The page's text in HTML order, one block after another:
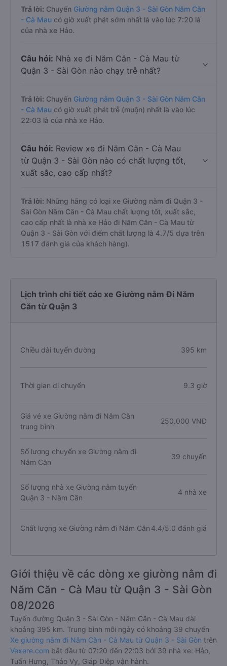
Trả lời: Chuyến Giường nằm Quận 3 - Sài Gòn Năm Căn
- Cà Mau có giờ xuất phát sớm nhất là vào lúc 7:20 là
của nhà xe Hảo.
Câu hỏi: Nhà xe đi Năm Căn - Cà Mau từ
Quận 3 - Sài Gòn nào chạy trễ nhất?
Trả lời: Chuyến Giường nằm Quận 3 - Sài Gòn Năm Căn
- Cà Mau có giờ xuất phát trễ (muộn) nhất là vào lúc
22:03 là của nhà xe Hảo.
Câu hỏi: Review xe đi Năm Căn - Cà Mau
từ Quận 3 - Sài Gòn nào có chất lượng tốt,
xuất sắc, cao cấp nhất?
Trả lời: Những hãng có loại xe Giường nằm đi Quận 3 -
Sài Gòn Năm Căn - Cà Mau chất lượng tốt, xuất sắc,
cao cấp nhất là nhà xe Hảo đi Năm Căn - Cà Mau từ
Quận 3 - Sài Gòn với điểm chất lượng là 4.7/5 dựa trên
1517 đánh giá của khách hàng).
Lịch trình chi tiết các xe Giường nằm Đi Năm
Căn từ Quận 3
Chiều dài tuyến đường 395 km
Thời gian di chuyển 9.3 giờ
Giá vé xe Giường nằm đi Năm Căn
trung bình
250.000 VNĐ
Số lượng chuyến xe Giường nằm đi
Năm Căn
39 chuyến
Số lượng nhà xe Giường nằm tuyến
Quận 3 - Năm Căn
4 nhà xe
Chất lượng xe Giường nằm đi Năm Căn 4.4/5.0 đánh giá
Giới thiệu về các dòng xe giường nằm đi
Năm Căn - Cà Mau từ Quận 3 - Sài Gòn
08/2026
Tuyến đường Quận 3 - Sài Gòn - Năm Căn - Cà Mau dài
khoảng 395 km. Trung bình mỗi ngày có khoảng 39 chuyến
Xe giường nằm đi Năm Căn - Cà Mau từ Quận 3 - Sài Gòn trên
Vexere.com bắt đầu từ 07:20 đến 22:03 bởi 39 nhà xe: Hảo,
Tuấn Hưng, Thảo Vy, Giáp Diệp vận hành.